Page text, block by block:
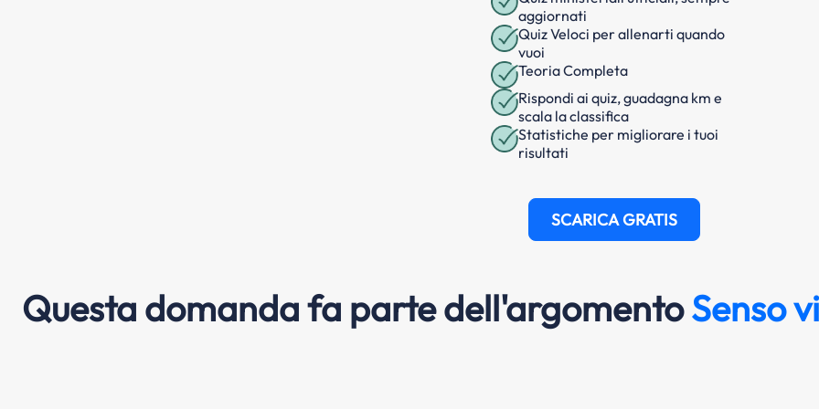
aggiornati
Quiz Veloci per allenarti quando
vuoi
Teoria Completa
Rispondi ai quiz, guadagna km e
scala la classifica
Statistiche per migliorare i tuoi
risultati
SCARICA GRATIS
Questa domanda fa parte dell'argomentoSenso